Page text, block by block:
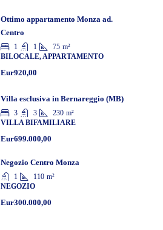
Ottimo appartamento Monza ad.
Centro
1 1 75 m²
BILOCALE, APPARTAMENTO
Eur920,00
Villa esclusiva in Bernareggio (MB)
3 3 230 m²
VILLA BIFAMILIARE
Eur699.000,00
Negozio Centro Monza
1 110 m²
NEGOZIO
Eur300.000,00